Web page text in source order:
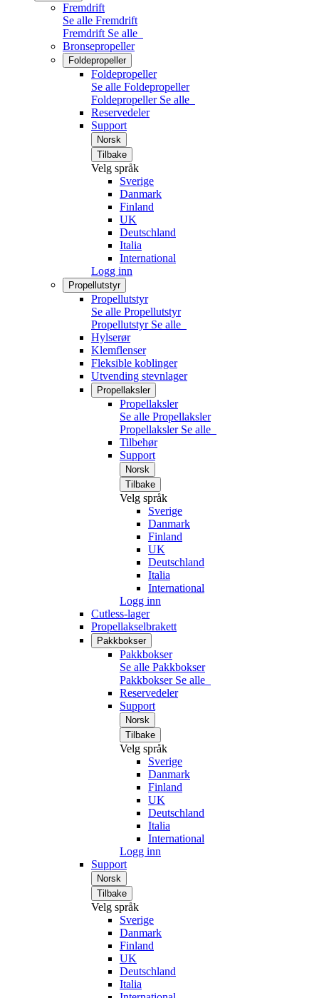
Fremdrift
Se alle Fremdrift
Fremdrift Se alle
Bronsepropeller
Foldepropeller
Foldepropeller
Se alle Foldepropeller
Foldepropeller Se alle
Reservedeler
Support
Norsk
Tilbake
Velg språk
Sverige
Danmark
Finland
UK
Deutschland
Italia
International
Logg inn
Propellutstyr
Propellutstyr
Se alle Propellutstyr
Propellutstyr Se alle
Hylserør
Klemflenser
Fleksible koblinger
Utvending stevnlager
Propellaksler
Propellaksler
Se alle Propellaksler
Propellaksler Se alle
Tilbehør
Support
Norsk
Tilbake
Velg språk
Sverige
Danmark
Finland
UK
Deutschland
Italia
International
Logg inn
Cutless-lager
Propellakselbrakett
Pakkbokser
Pakkbokser
Se alle Pakkbokser
Pakkbokser Se alle
Reservedeler
Support
Norsk
Tilbake
Velg språk
Sverige
Danmark
Finland
UK
Deutschland
Italia
International
Logg inn
Support
Norsk
Tilbake
Velg språk
Sverige
Danmark
Finland
UK
Deutschland
Italia